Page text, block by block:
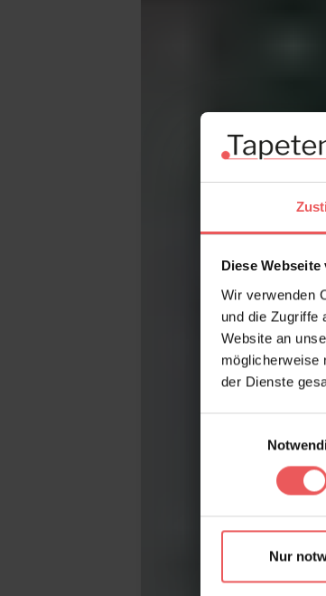
Diese
Wir verwenden
und die Zugriffe
Website an
möglicherweise
der Dienste
Nur